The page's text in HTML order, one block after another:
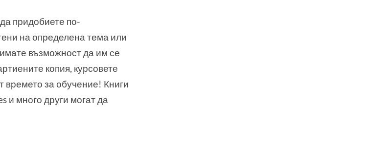
придобиете по-
на определена тема или
възможност да им се
копия, курсовете
времето за обучение! Книги
и много други могат да